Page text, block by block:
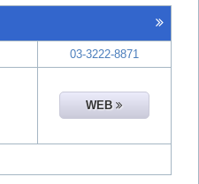
03-3222-8871
WEB